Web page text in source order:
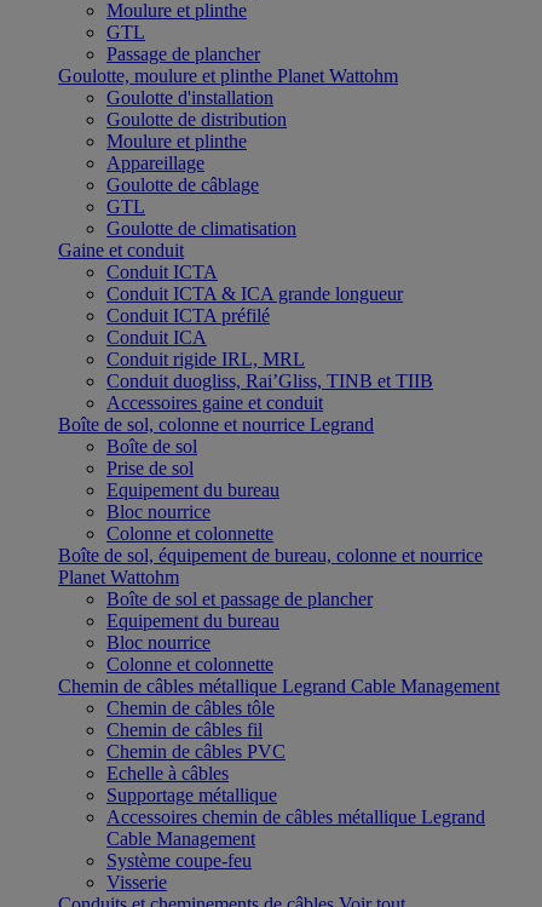
Moulure et plinthe
GTL
Passage de plancher
Goulotte, moulure et plinthe Planet Wattohm
Goulotte d'installation
Goulotte de distribution
Moulure et plinthe
Appareillage
Goulotte de câblage
GTL
Goulotte de climatisation
Gaine et conduit
Conduit ICTA
Conduit ICTA & ICA grande longueur
Conduit ICTA préfilé
Conduit ICA
Conduit rigide IRL, MRL
Conduit duogliss, Rai’Gliss, TINB et TIIB
Accessoires gaine et conduit
Boîte de sol, colonne et nourrice Legrand
Boîte de sol
Prise de sol
Equipement du bureau
Bloc nourrice
Colonne et colonnette
Boîte de sol, équipement de bureau, colonne et nourrice
Planet Wattohm
Boîte de sol et passage de plancher
Equipement du bureau
Bloc nourrice
Colonne et colonnette
Chemin de câbles métallique Legrand Cable Management
Chemin de câbles tôle
Chemin de câbles fil
Chemin de câbles PVC
Echelle à câbles
Supportage métallique
Accessoires chemin de câbles métallique Legrand
Cable Management
Système coupe-feu
Visserie